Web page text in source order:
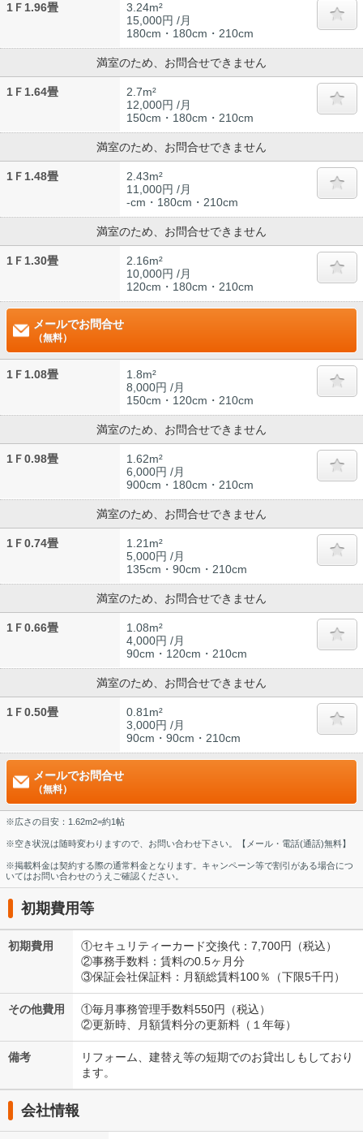
1Ｆ1.96畳
3.24m²
15,000円 /月
180cm・180cm・210cm
満室のため、お問合せできません
1Ｆ1.64畳
2.7m²
12,000円 /月
150cm・180cm・210cm
満室のため、お問合せできません
1Ｆ1.48畳
2.43m²
11,000円 /月
-cm・180cm・210cm
満室のため、お問合せできません
1Ｆ1.30畳
2.16m²
10,000円 /月
120cm・180cm・210cm
メールでお問合せ
（無料）
1Ｆ1.08畳
1.8m²
8,000円 /月
150cm・120cm・210cm
満室のため、お問合せできません
1Ｆ0.98畳
1.62m²
6,000円 /月
900cm・180cm・210cm
満室のため、お問合せできません
1Ｆ0.74畳
1.21m²
5,000円 /月
135cm・90cm・210cm
満室のため、お問合せできません
1Ｆ0.66畳
1.08m²
4,000円 /月
90cm・120cm・210cm
満室のため、お問合せできません
1Ｆ0.50畳
0.81m²
3,000円 /月
90cm・90cm・210cm
メールでお問合せ
（無料）
※広さの目安：1.62m2=約1帖
※空き状況は随時変わりますので、お問い合わせ下さい。【メール・電話(通話)無料】
※掲載料金は契約する際の通常料金となります。キャンペーン等で割引がある場合につ
いてはお問い合わせのうえご確認ください。
初期費用等
初期費用
①セキュリティーカード交換代：7,700円（税込）
②事務手数料：賃料の0.5ヶ月分
③保証会社保証料：月額総賃料100％（下限5千円）
その他費用
①毎月事務管理手数料550円（税込）
②更新時、月額賃料分の更新料（１年毎）
備考
リフォーム、建替え等の短期でのお貸出しもしており
ます。
会社情報